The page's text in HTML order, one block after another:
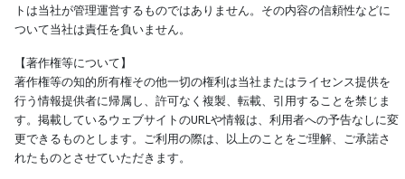
トは当社が管理運営するものではありません。その内容の信頼性などに
ついて当社は責任を負いません。
【著作権等について】
著作権等の知的所有権その他一切の権利は当社またはライセンス提供を
行う情報提供者に帰属し、許可なく複製、転載、引用することを禁じま
す。掲載しているウェブサイトのURLや情報は、利用者への予告なしに変
更できるものとします。ご利用の際は、以上のことをご理解、ご承諾さ
れたものとさせていただきます。